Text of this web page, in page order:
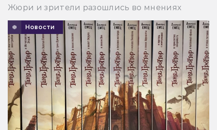
Жюри и зрители разошлись во мнениях
Новости